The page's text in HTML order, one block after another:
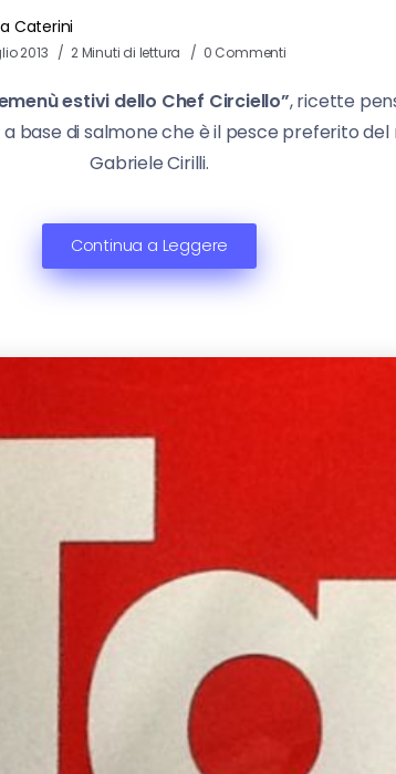
Caterini
2013 2 Minuti di lettura 0 Commenti
estivi dello Chef Circiello”, ricette
base di salmone che è il pesce preferito
Gabriele Cirilli.
Continua a Leggere